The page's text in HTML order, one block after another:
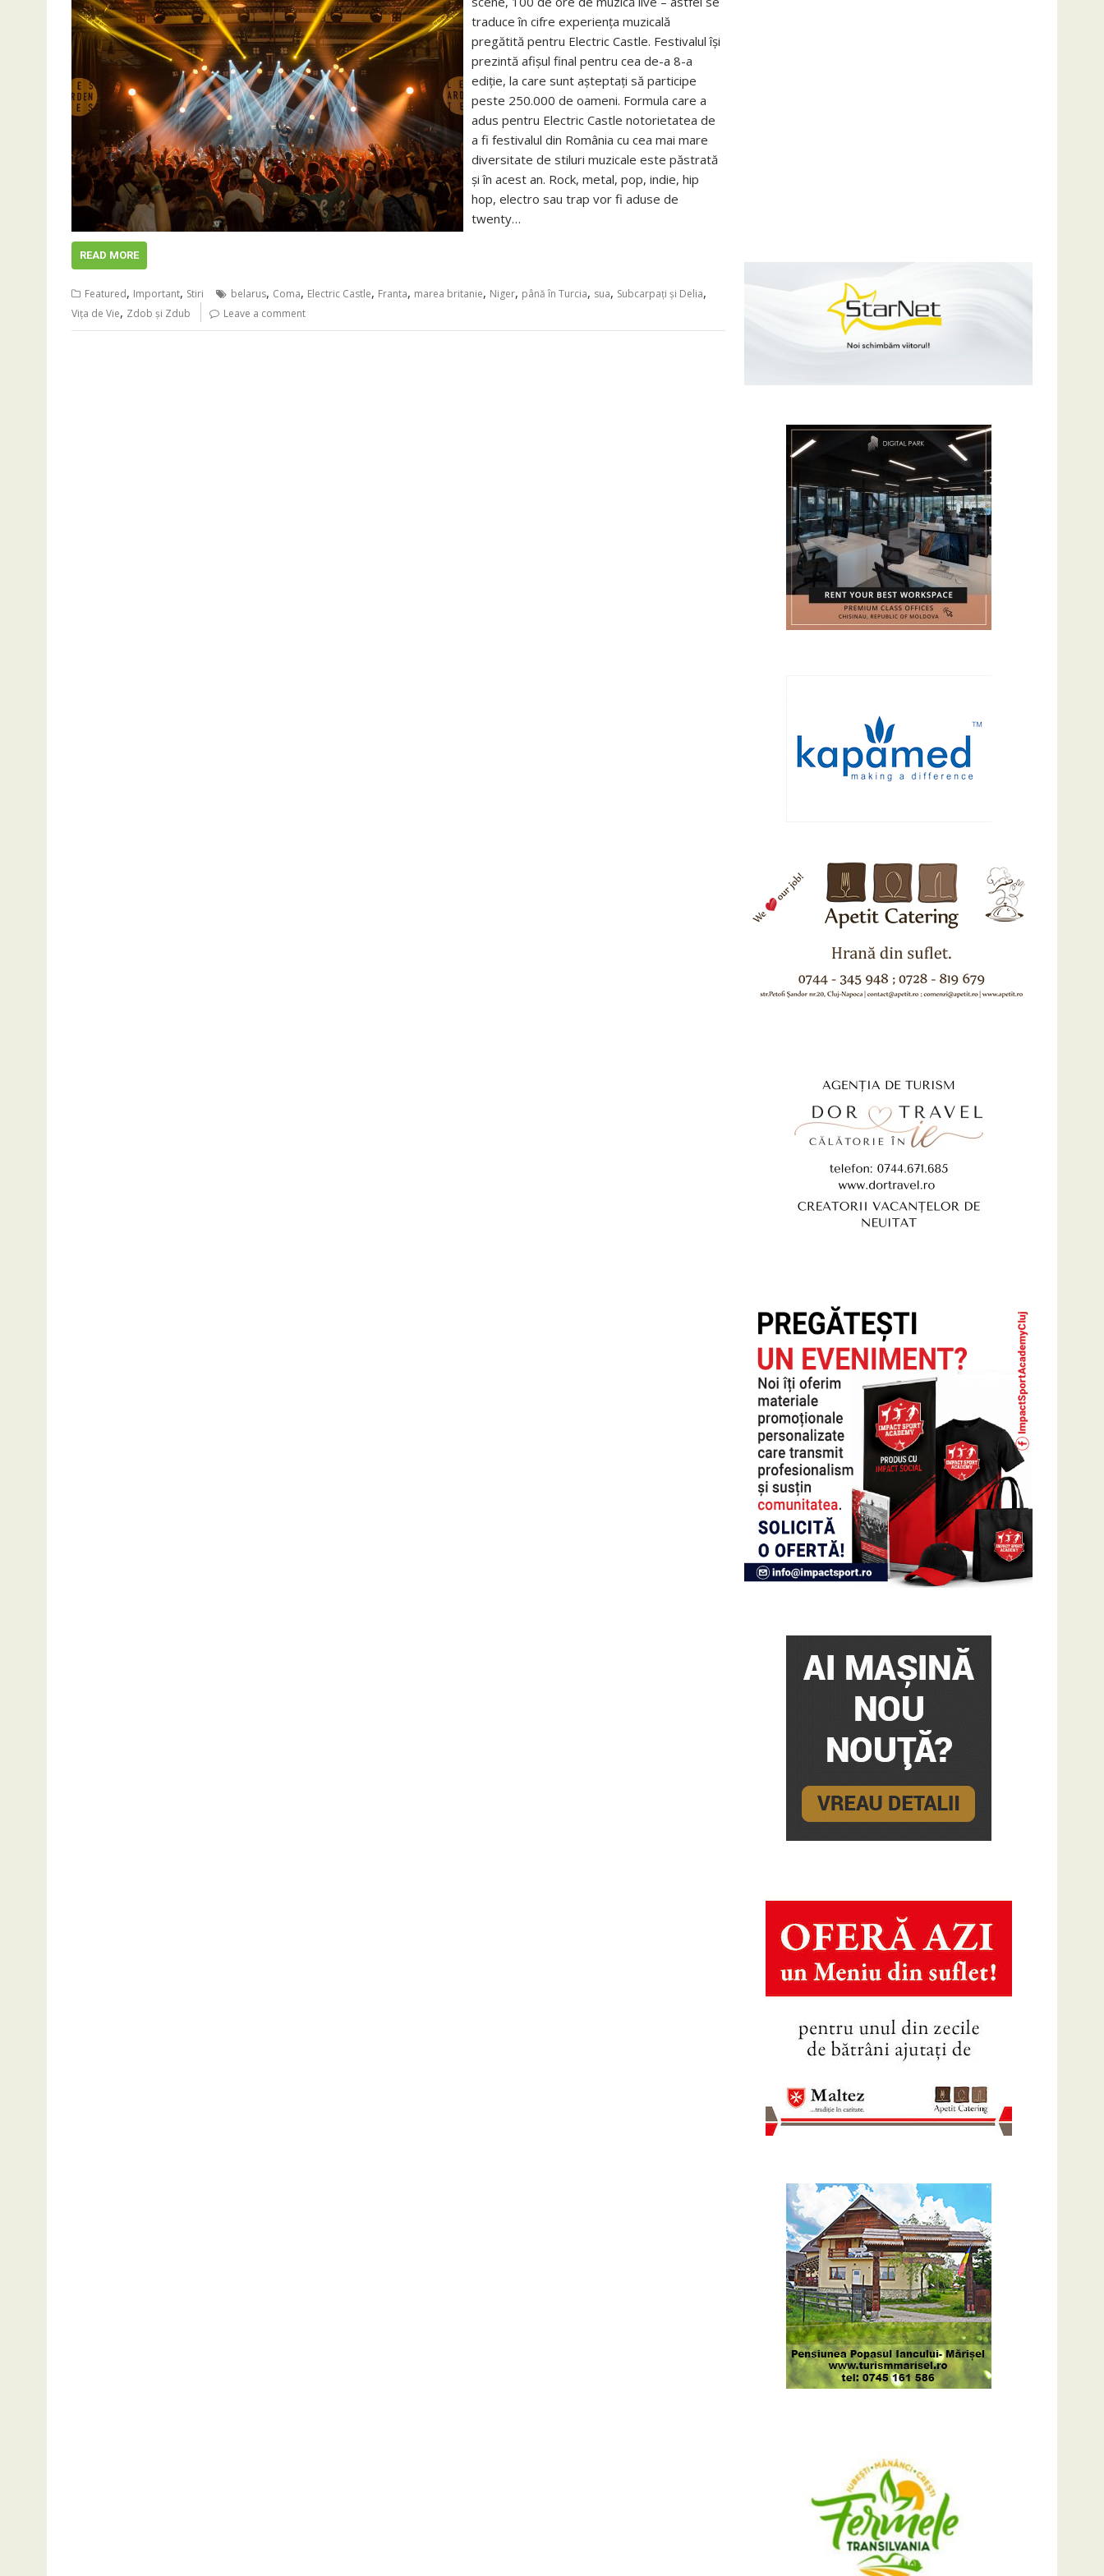
traduce în cifre experiența muzicală
pregătită pentru Electric Castle. Festivalul își
prezintă afișul final pentru cea de-a 8-a
ediție, la care sunt așteptați să participe
peste 250.000 de oameni. Formula care a
adus pentru Electric Castle notorietatea de
a fi festivalul din România cu cea mai mare
diversitate de stiluri muzicale este păstrată
și în acest an. Rock, metal, pop, indie, hip
hop, electro sau trap vor fi aduse de
twenty…
READ MORE
Featured, Important, Stiri belarus, Coma, Electric Castle, Franta, marea britanie, Niger, până în Turcia, sua, Subcarpați și Delia,
Viţa de Vie, Zdob și Zdub Leave a comment